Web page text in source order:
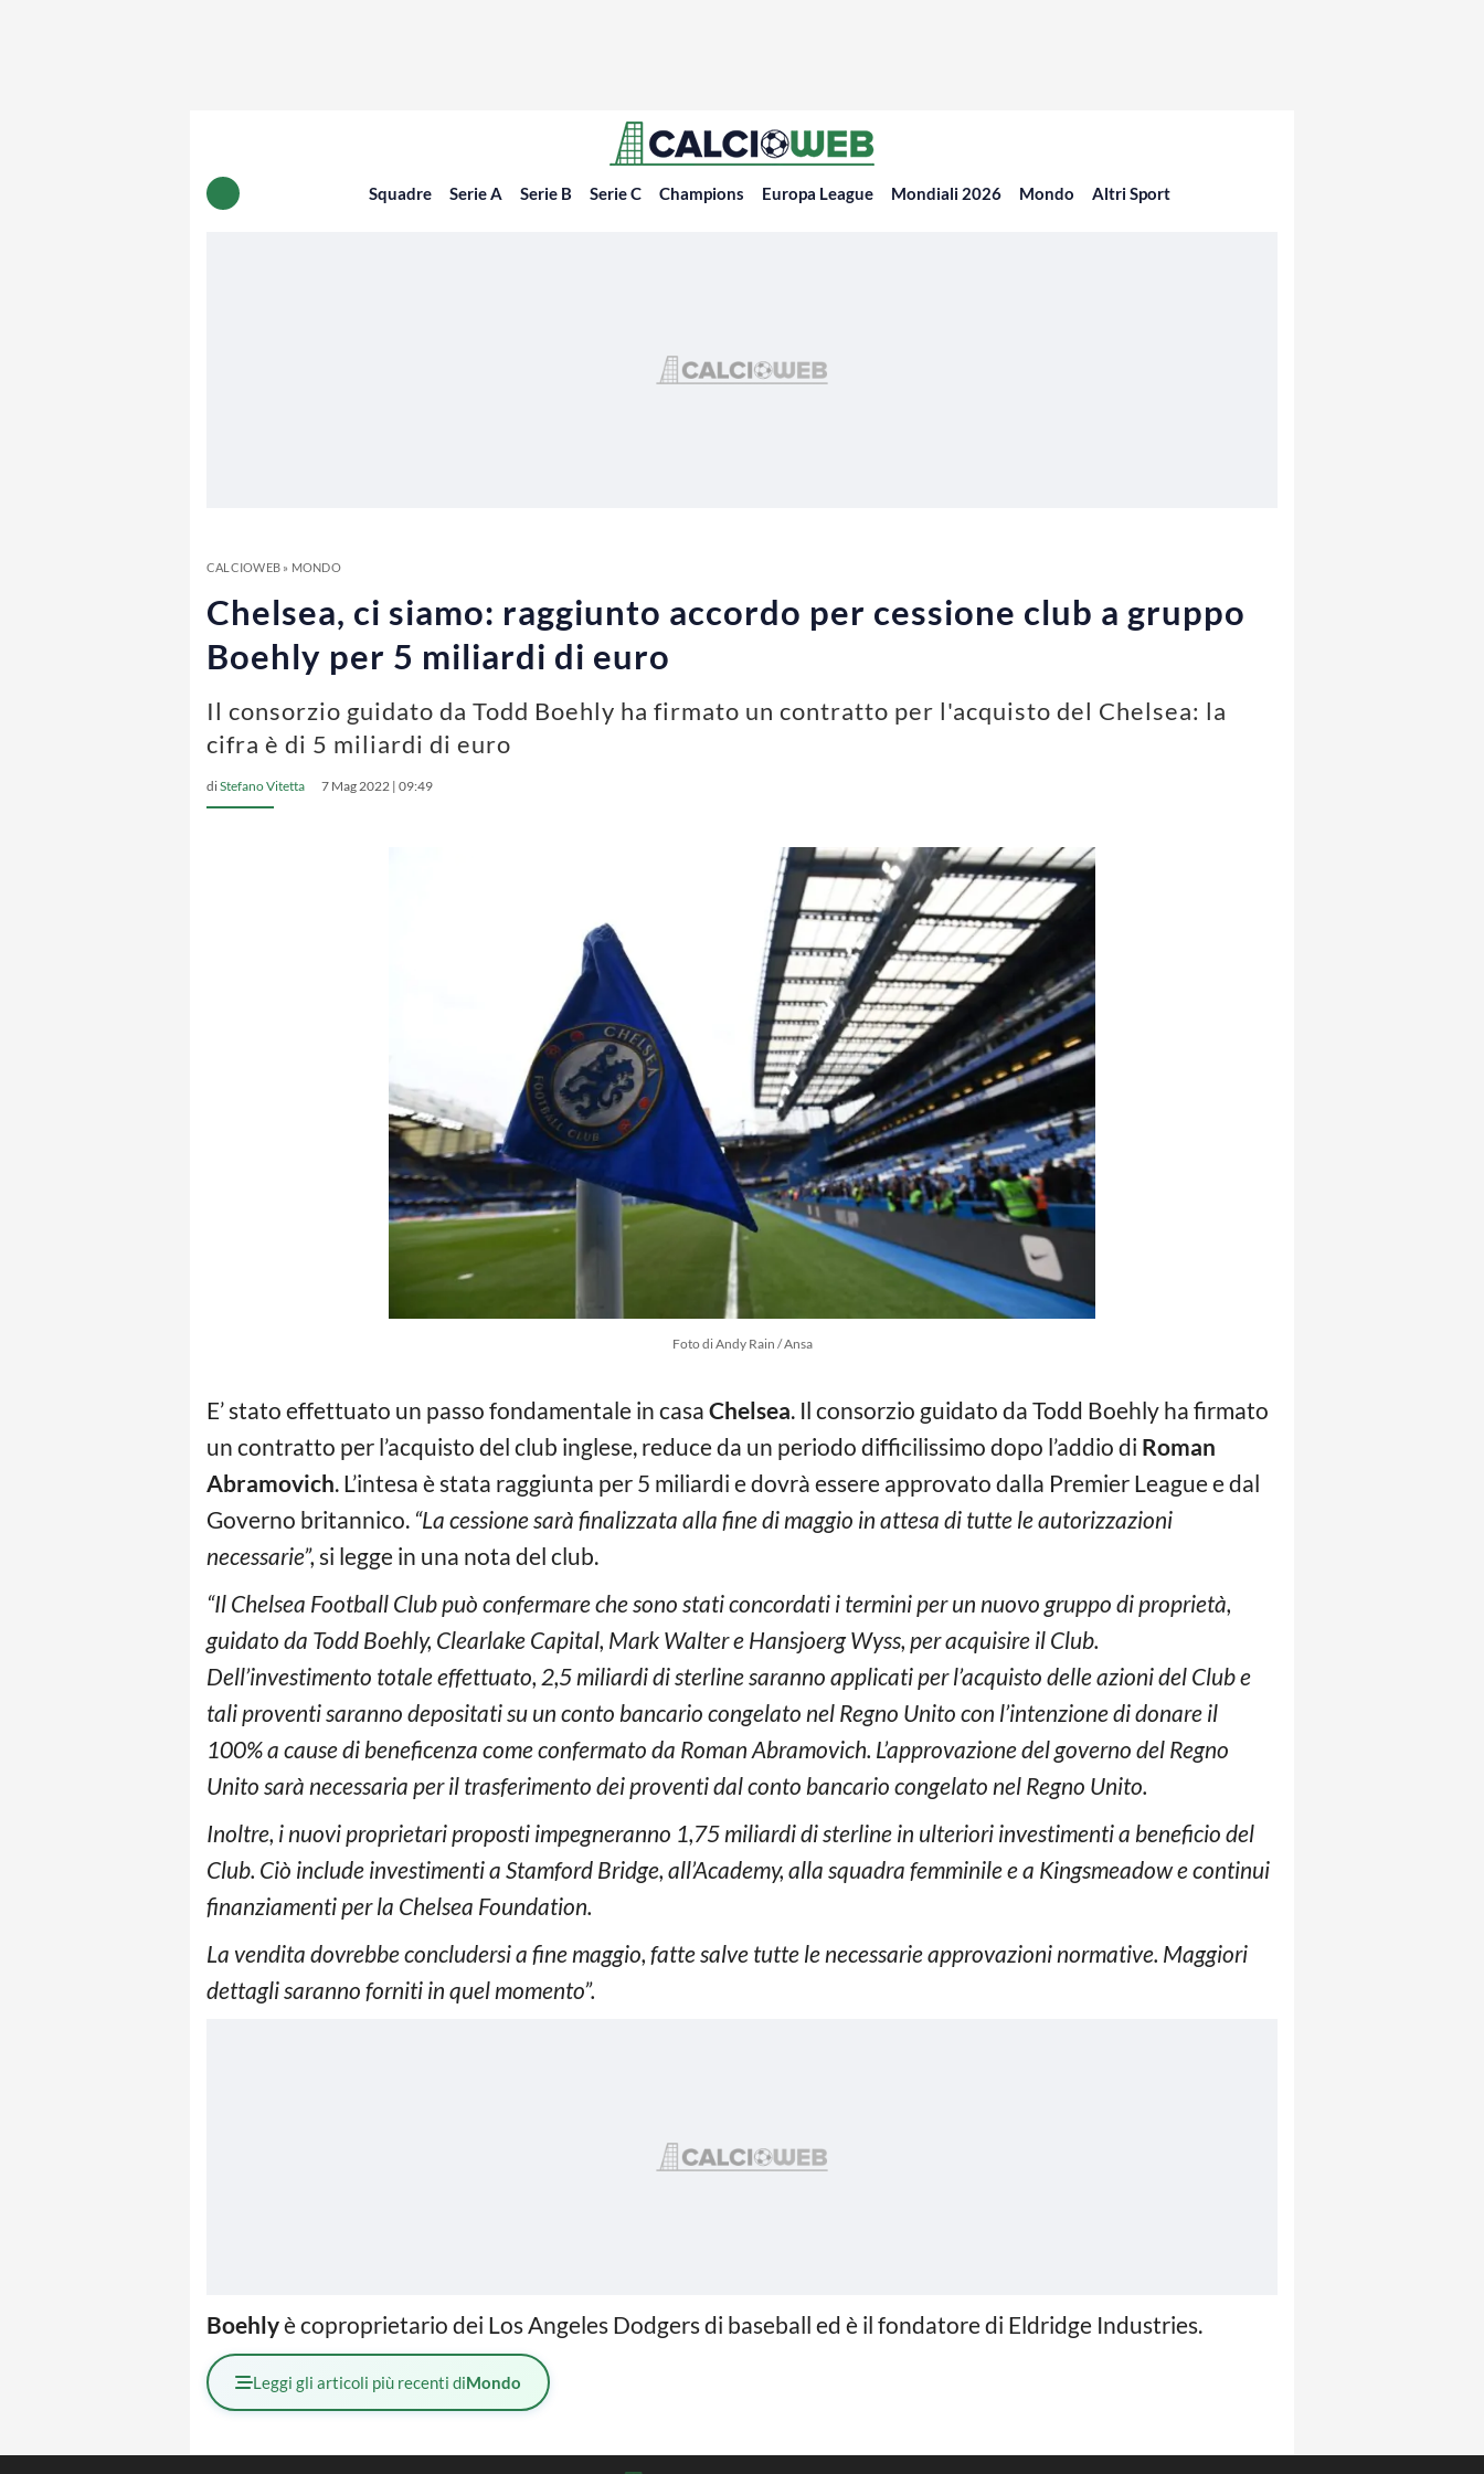
Squadre Serie A Serie B Serie C Champions Europa League Mondiali 2026 Mondo Altri Sport
CALCIOWEB» MONDO
Chelsea, ci siamo: raggiunto accordo per cessione club a gruppo
Boehly per 5 miliardi di euro
Il consorzio guidato da Todd Boehly ha firmato un contratto per l'acquisto del Chelsea: la
cifra è di 5 miliardi di euro
diStefano Vitetta 7 Mag 2022 | 09:49
Foto di Andy Rain / Ansa
E’ stato effettuato un passo fondamentale in casa Chelsea. Il consorzio guidato da Todd Boehly ha firmato
un contratto per l’acquisto del club inglese, reduce da un periodo difficilissimo dopo l’addio di Roman
Abramovich. L’intesa è stata raggiunta per 5 miliardi e dovrà essere approvato dalla Premier League e dal
Governo britannico. “La cessione sarà finalizzata alla fine di maggio in attesa di tutte le autorizzazioni
necessarie”, si legge in una nota del club.
“Il Chelsea Football Club può confermare che sono stati concordati i termini per un nuovo gruppo di proprietà,
guidato da Todd Boehly, Clearlake Capital, Mark Walter e Hansjoerg Wyss, per acquisire il Club.
Dell’investimento totale effettuato, 2,5 miliardi di sterline saranno applicati per l’acquisto delle azioni del Club e
tali proventi saranno depositati su un conto bancario congelato nel Regno Unito con l’intenzione di donare il
100% a cause di beneficenza come confermato da Roman Abramovich. L’approvazione del governo del Regno
Unito sarà necessaria per il trasferimento dei proventi dal conto bancario congelato nel Regno Unito.
Inoltre, i nuovi proprietari proposti impegneranno 1,75 miliardi di sterline in ulteriori investimenti a beneficio del
Club. Ciò include investimenti a Stamford Bridge, all’Academy, alla squadra femminile e a Kingsmeadow e continui
finanziamenti per la Chelsea Foundation.
La vendita dovrebbe concludersi a fine maggio, fatte salve tutte le necessarie approvazioni normative. Maggiori
dettagli saranno forniti in quel momento”.
Boehlyè coproprietario dei Los Angeles Dodgers di baseball ed è il fondatore di Eldridge Industries.
Leggi gli articoli più recenti diMondo